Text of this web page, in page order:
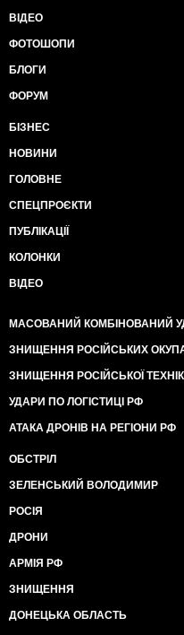
ВІДЕО
ФОТОШОПИ
БЛОГИ
ФОРУМ
БІЗНЕС
НОВИНИ
ГОЛОВНЕ
СПЕЦПРОЄКТИ
ПУБЛІКАЦІЇ
КОЛОНКИ
ВІДЕО
МАСОВАНИЙ КОМБІНОВАНИЙ
ЗНИЩЕННЯ РОСІЙСЬКИХ
ЗНИЩЕННЯ РОСІЙСЬКОЇ
УДАРИ ПО ЛОГІСТИЦІ РФ
АТАКА ДРОНІВ НА РЕГІОНИ РФ
ОБСТРІЛ
ЗЕЛЕНСЬКИЙ ВОЛОДИМИР
РОСІЯ
ДРОНИ
АРМІЯ РФ
ЗНИЩЕННЯ
ДОНЕЦЬКА ОБЛАСТЬ